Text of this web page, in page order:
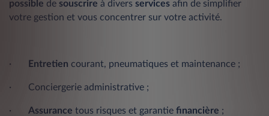
possible de souscrire à divers services afin de simplifier
votre gestion et vous concentrer sur votre activité.
· Entretien courant, pneumatiques et maintenance ;
· Conciergerie administrative ;
· Assurance tous risques et garantie financière ;